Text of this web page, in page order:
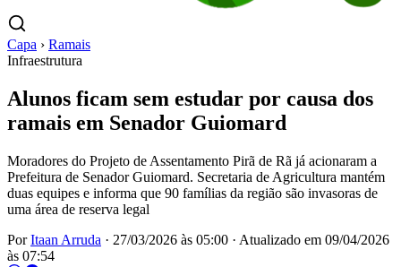
Capa › Ramais
Infraestrutura
Alunos ficam sem estudar por causa dos
ramais em Senador Guiomard
Moradores do Projeto de Assentamento Pirã de Rã já acionaram a
Prefeitura de Senador Guiomard. Secretaria de Agricultura mantém
duas equipes e informa que 90 famílias da região são invasoras de
uma área de reserva legal
PorItaan Arruda · 27/03/2026 às 05:00 · Atualizado em 09/04/2026
às 07:54